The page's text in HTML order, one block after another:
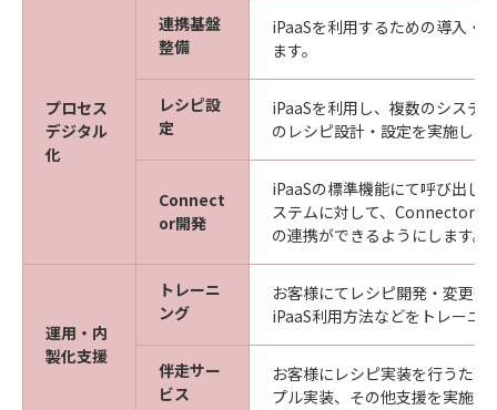
プロセス
デジタル
化
連携基盤
整備
iPaaSを利用するための導入・
ます。
レシピ設
定
iPaaSを利用し、複数のシステ
のレシピ設計・設定を実施しま
Connect
or開発
iPaaSの標準機能にて呼び出し
ステムに対して、Connectorを
の連携ができるようにします。
運用・内
製化支援
トレーニ
ング
お客様にてレシピ開発・変更等
iPaaS利用方法などをトレーニ
伴走サー
ビス
お客様にレシピ実装を行うため
プル実装、その他支援を実施し